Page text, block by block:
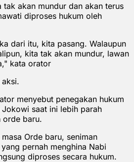
tak akan mundur dan akan terus
diproses hukum oleh
dari itu, kita pasang. Walaupun
kita tak akan mundur, lawan
kata orator
menyebut penegakan hukum
saat ini lebih parah
orde baru.
Orde baru, seniman
pernah menghina Nabi
diproses secara hukum.